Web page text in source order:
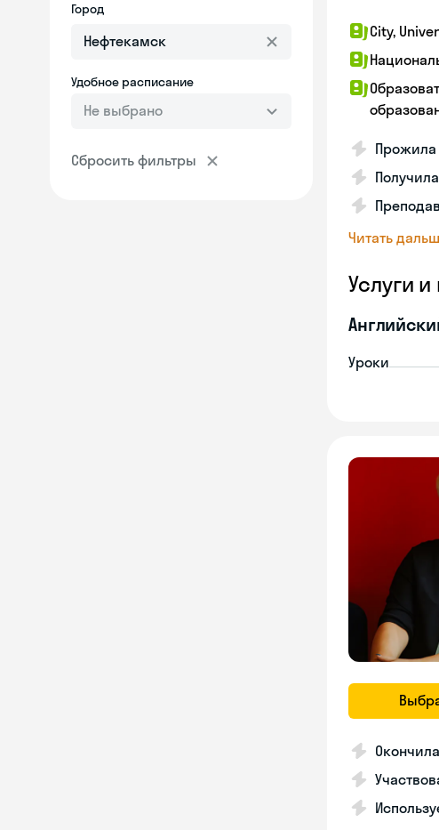
Город
Удобное расписание
Не выбрано
Сбросить фильтры
City,
Прожила
Читать
Услуги
Уроки